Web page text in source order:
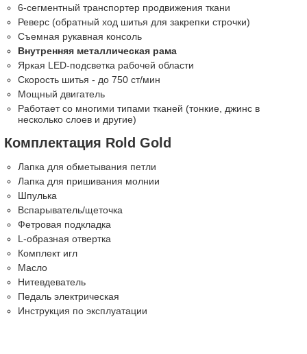
6-сегментный транспортер продвижения ткани
Реверс (обратный ход шитья для закрепки строчки)
Съемная рукавная консоль
Внутренняя металлическая рама
Яркая LED-подсветка рабочей области
Скорость шитья - до 750 ст/мин
Мощный двигатель
Работает со многими типами тканей (тонкие, джинс в
несколько слоев и другие)
Комплектация Rold Gold
Лапка для обметывания петли
Лапка для пришивания молнии
Шпулька
Вспарыватель/щеточка
Фетровая подкладка
L-образная отвертка
Комплект игл
Масло
Нитевдеватель
Педаль электрическая
Инструкция по эксплуатации